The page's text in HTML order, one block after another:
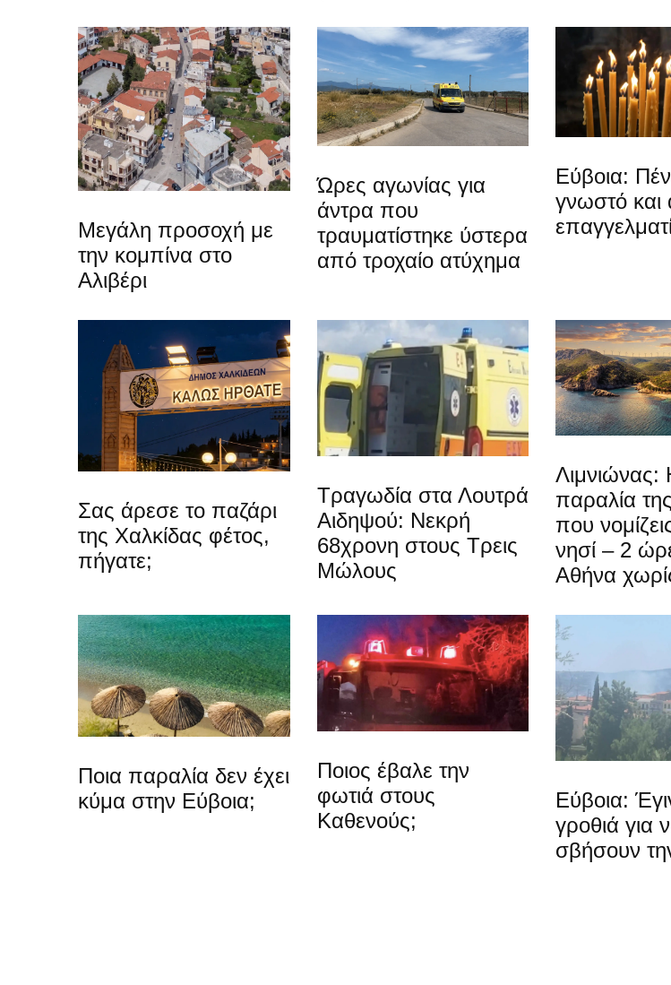
Μεγάλη προσοχή με
την κομπίνα στο
Αλιβέρι
Ώρες αγωνίας για
άντρα που
τραυματίστηκε ύστερα
από τροχαίο ατύχημα
Εύβοια:
γνωστό και
Σας άρεσε το παζάρι
της Χαλκίδας φέτος,
πήγατε;
Τραγωδία στα Λουτρά
Αιδηψού: Νεκρή
68χρονη στους Τρεις
Μώλους
Λιμνιώνας:
παραλία
που
νησί – 2
Αθήνα
Ποια παραλία δεν έχει
κύμα στην Εύβοια;
Ποιος έβαλε την
φωτιά στους
Καθενούς;
Εύβοια:
γροθιά για
σβήσουν